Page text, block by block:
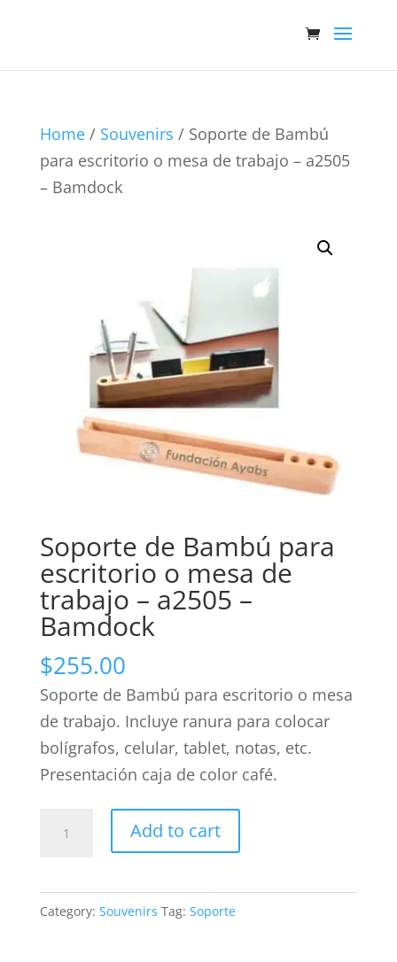
Home/ Souvenirs / Soporte de Bambú
para escritorio o mesa de trabajo – a2505
– Bamdock
Soporte de Bambú para
escritorio o mesa de
trabajo – a2505 –
Bamdock
$255.00
Soporte de Bambú para escritorio o mesa
de trabajo. Incluye ranura para colocar
bolígrafos, celular, tablet, notas, etc.
Presentación caja de color café.
Add to cart
Category: Souvenirs Tag: Soporte